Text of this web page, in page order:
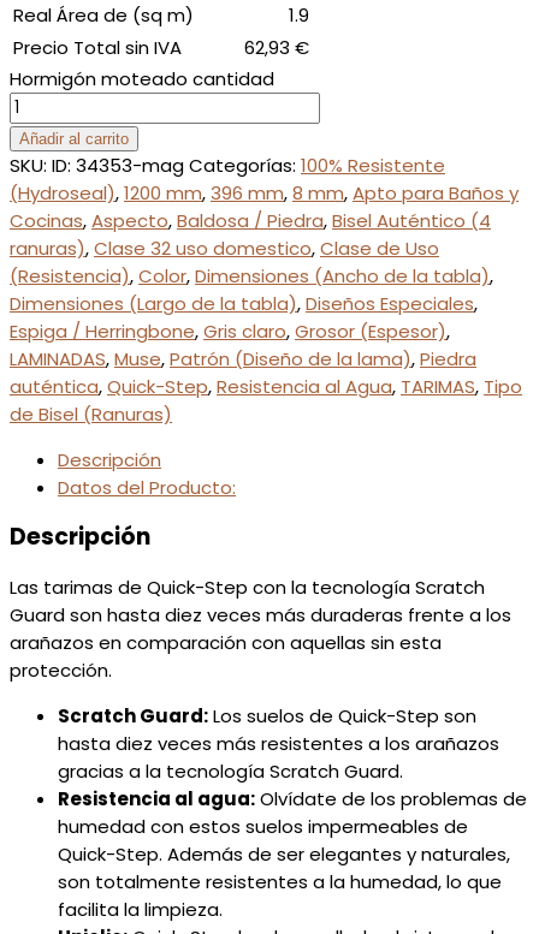
Real Área de (sq m)
1.9
Precio Total sin IVA
62,93 €
Hormigón moteado cantidad
Añadir al carrito
SKU: ID: 34353-magCategorías: 100% Resistente
(Hydroseal),1200 mm,396 mm,8 mm,Apto para Baños y
Cocinas,Aspecto,Baldosa / Piedra,Bisel Auténtico (4
ranuras),Clase 32 uso domestico,Clase de Uso
(Resistencia),Color,Dimensiones (Ancho de la tabla),
Dimensiones (Largo de la tabla),Diseños Especiales,
Espiga / Herringbone,Gris claro,Grosor (Espesor),
LAMINADAS,Muse,Patrón (Diseño de la lama),Piedra
auténtica,Quick-Step,Resistencia al Agua, TARIMAS, Tipo
de Bisel (Ranuras)
Descripción
Datos del Producto:
Descripción
Las tarimas de Quick-Step con la tecnología Scratch
Guard son hasta diez veces más duraderas frente a los
arañazos en comparación con aquellas sin esta
protección.
Scratch Guard:Los suelos de Quick-Step son
hasta diez veces más resistentes a los arañazos
gracias a la tecnología Scratch Guard.
Resistencia al agua:Olvídate de los problemas de
humedad con estos suelos impermeables de
Quick-Step. Además de ser elegantes y naturales,
son totalmente resistentes a la humedad, lo que
facilita la limpieza.